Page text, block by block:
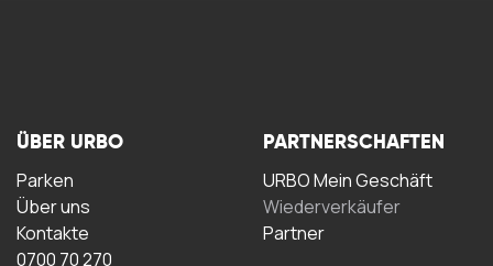
ÜBER URBO
Parken
Über uns
Kontakte
0700 70 270
PARTNERSCHAFTEN
URBO Mein Geschäft
Wiederverkäufer
Partner